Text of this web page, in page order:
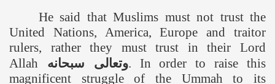
He said that Muslims must not trust the
United Nations, America,Europe and traitor
rulers, rather they must trust in their Lord
Allah
سبحانه وتعالى. In order to raise this
magnificent struggle of the Ummah to its